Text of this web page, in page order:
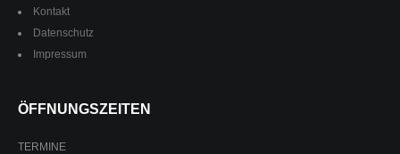
Kontakt
Datenschutz
Impressum
ÖFFNUNGSZEITEN
TERMINE